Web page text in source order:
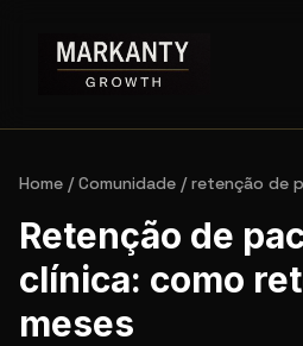
Home /Comunidade /retenção de
Retenção de
clínica: como
meses